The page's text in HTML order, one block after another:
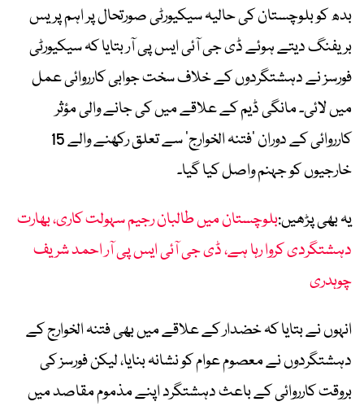
بدھ کو بلوچستان کی حالیہ سیکیورٹی صورتحال پر اہم پریس
بریفنگ دیتے ہوئے ڈی جی آئی ایس پی آر بتایا کہ سیکیورٹی
فورسز نے دہشتگردوں کے خلاف سخت جوابی کارروائی عمل
میں لائی۔ مانگی ڈیم کے علاقے میں کی جانے والی مؤثر
کارروائی کے دوران ’فتنہ الخوارج‘ سے تعلق رکھنے والے 15
خارجیوں کو جہنم واصل کیا گیا۔
یہ بھی پڑھیں:بلوچستان میں طالبان رجیم سہولت کاری، بھارت
دہشتگردی کروا رہا ہے، ڈی جی آئی ایس پی آر احمد شریف
چوہدری
انہوں نے بتایا کہ خضدار کے علاقے میں بھی فتنہ الخوارج کے
دہشتگردوں نے معصوم عوام کو نشانہ بنایا، لیکن فورسز کی
بروقت کارروائی کے باعث دہشتگرد اپنے مذموم مقاصد میں